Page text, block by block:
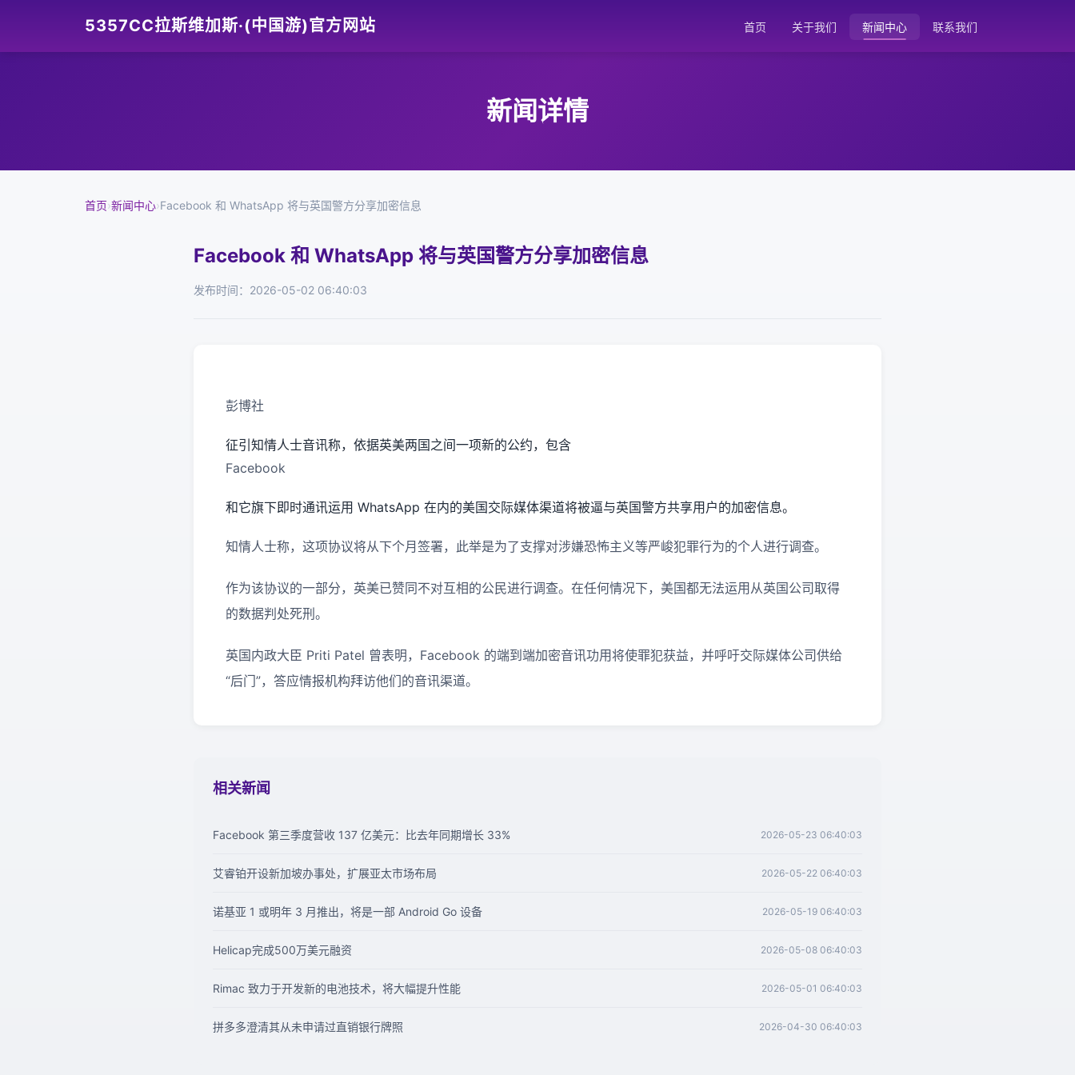
5357CC拉斯维加斯·(中国游)官方网站 首页 关于我们 新闻中心 联系我们
新闻详情
首页›新闻中心›Facebook 和 WhatsApp 将与英国警方分享加密信息
Facebook 和 WhatsApp 将与英国警方分享加密信息
发布时间：2026-05-02 06:40:03
彭博社
征引知情人士音讯称，依据英美两国之间一项新的公约，包含
Facebook
和它旗下即时通讯运用 WhatsApp 在内的美国交际媒体渠道将被逼与英国警方共享用户的加密信息。
知情人士称，这项协议将从下个月签署，此举是为了支撑对涉嫌恐怖主义等严峻犯罪行为的个人进行调查。
作为该协议的一部分，英美已赞同不对互相的公民进行调查。在任何情况下，美国都无法运用从英国公司取得
的数据判处死刑。
英国内政大臣 Priti Patel 曾表明，Facebook 的端到端加密音讯功用将使罪犯获益，并呼吁交际媒体公司供给
“后门”，答应情报机构拜访他们的音讯渠道。
相关新闻
Facebook 第三季度营收 137 亿美元：比去年同期增长 33% 2026-05-23 06:40:03
艾睿铂开设新加坡办事处，扩展亚太市场布局 2026-05-22 06:40:03
诺基亚 1 或明年 3 月推出，将是一部 Android Go 设备 2026-05-19 06:40:03
Helicap完成500万美元融资 2026-05-08 06:40:03
Rimac 致力于开发新的电池技术，将大幅提升性能 2026-05-01 06:40:03
拼多多澄清其从未申请过直销银行牌照 2026-04-30 06:40:03